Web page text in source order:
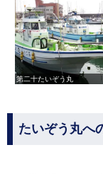
第二十たいぞう丸
たいぞう丸へ